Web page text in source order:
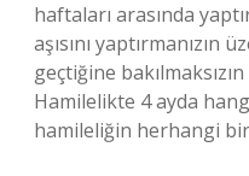
haftaları arasında
aşısını yaptırmanızın
geçtiğine
Hamilelikte 4 ayda hangi
hamileliğin herhangi